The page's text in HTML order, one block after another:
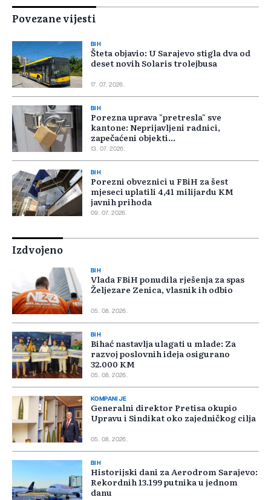
Povezane vijesti
BIH
Šteta objavio: U Sarajevo stigla dva od
deset novih Solaris trolejbusa
17. 07. 2026.
BIH
Porezna uprava "pretresla" sve
kantone: Neprijavljeni radnici,
zapečaćeni objekti...
13. 07. 2026.
BIH
Porezni obveznici u FBiH za šest
mjeseci uplatili 4,41 milijardu KM
javnih prihoda
09. 07. 2026.
Izdvojeno
BIH
Vlada FBiH ponudila rješenja za spas
Željezare Zenica, vlasnik ih odbio
05. 08. 2026.
BIH
Bihać nastavlja ulagati u mlade: Za
razvoj poslovnih ideja osigurano
32.000 KM
05. 08. 2026.
KOMPANIJE
Generalni direktor Pretisa okupio
Upravu i Sindikat oko zajedničkog cilja
05. 08. 2026.
BIH
Historijski dani za Aerodrom Sarajevo:
Rekordnih 13.199 putnika u jednom
danu